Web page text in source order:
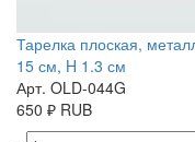
Тарелка плоская,
15 см, H 1.3 см
Арт. OLD-044G
650 ₽ RUB